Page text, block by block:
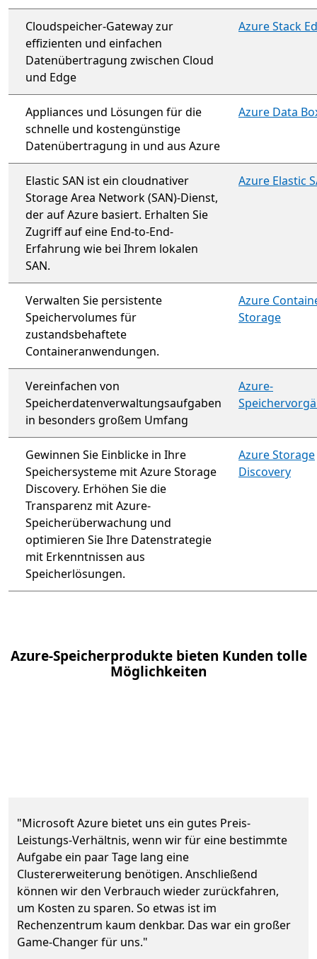
Cloudspeicher-Gateway zur
effizienten und einfachen
Datenübertragung zwischen Cloud
und Edge
Azure Stack
Appliances und Lösungen für die
schnelle und kostengünstige
Datenübertragung in und aus Azure
Azure Data
Elastic SAN ist ein cloudnativer
Storage Area Network (SAN)-Dienst,
der auf Azure basiert. Erhalten Sie
Zugriff auf eine End-to-End-
Erfahrung wie bei Ihrem lokalen
SAN.
Azure Elastic
Verwalten Sie persistente
Speichervolumes für
zustandsbehaftete
Containeranwendungen.
Azure
Storage
Vereinfachen von
Speicherdatenverwaltungsaufgaben
in besonders großem Umfang
Azure-
Gewinnen Sie Einblicke in Ihre
Speichersysteme mit Azure Storage
Discovery. Erhöhen Sie die
Transparenz mit Azure-
Speicherüberwachung und
optimieren Sie Ihre Datenstrategie
mit Erkenntnissen aus
Speicherlösungen.
Azure Storage
Discovery
Azure-Speicherprodukte bieten Kunden tolle
Möglichkeiten
"Microsoft Azure bietet uns ein gutes Preis-
Leistungs-Verhältnis, wenn wir für eine bestimmte
Aufgabe ein paar Tage lang eine
Clustererweiterung benötigen. Anschließend
können wir den Verbrauch wieder zurückfahren,
um Kosten zu sparen. So etwas ist im
Rechenzentrum kaum denkbar. Das war ein großer
Game-Changer für uns."